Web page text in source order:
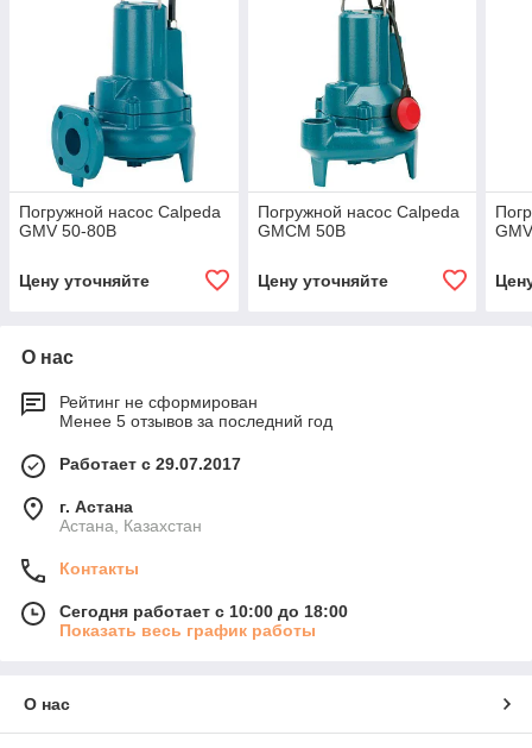
Погружной насос Calpeda
GMV 50-80B
Цену уточняйте
Погружной насос Calpeda
GMCM 50B
Цену уточняйте
О нас
Рейтинг не сформирован
Менее 5 отзывов за последний год
Работает с 29.07.2017
г. Астана
Астана, Казахстан
Контакты
Сегодня работает с 10:00 до 18:00
Показать весь график работы
О нас